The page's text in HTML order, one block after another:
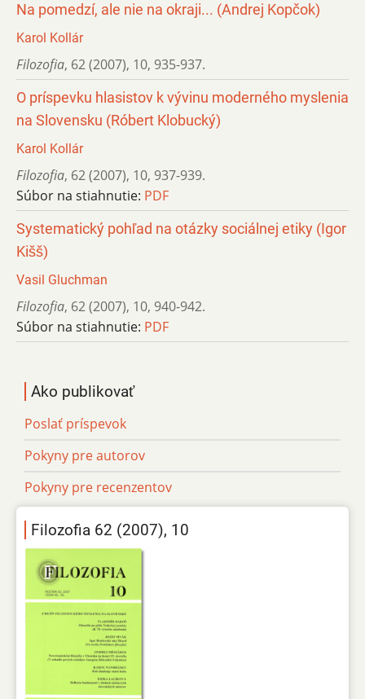
Na pomedzí, ale nie na okraji... (Andrej Kopčok)
Karol Kollár
Filozofia, 62 (2007), 10, 935-937.
O príspevku hlasistov k vývinu moderného myslenia
na Slovensku (Róbert Klobucký)
Karol Kollár
Filozofia, 62 (2007), 10, 937-939.
Súbor na stiahnutie: PDF
Systematický pohľad na otázky sociálnej etiky (Igor
Kišš)
Vasil Gluchman
Filozofia, 62 (2007), 10, 940-942.
Súbor na stiahnutie: PDF
Ako publikovať
Poslať príspevok
Pokyny pre autorov
Pokyny pre recenzentov
Filozofia 62 (2007), 10